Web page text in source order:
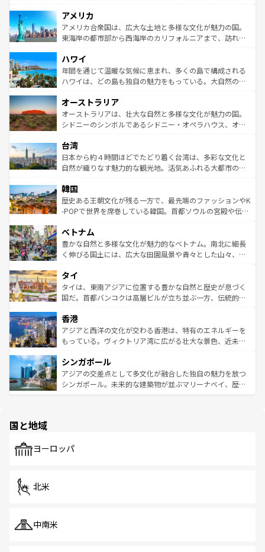
ンツ一覧を参照してほしい。
の建物がそのまま残る町や、スイスならではのユニークな
博物館もあり、アルプス観光だけでなく町歩きも満喫する
ことができる。国民の所得が高いため物価も高いが、旅行
ば市内交通費無料で観光を楽しむこともできる。 なお、新
着のスイス情報はコンテンツ一覧 を参照してほしい。
アメリカ
アメリカ合衆国は、広大な土地と多様な文化が魅力の国。
東海岸の都市部から西海岸のカリフォルニアまで、訪れる
のような巨大都市は、観光、ショッピング、エンターテイ
ンメントが詰まった刺激的なスポットだ。一方、アメリカ
西部には大自然が広がり、グランドキャニオンやイエロー
部のニューオーリンズでは、音楽と美食が融合した独特の
文化が魅力。旅行者はアメリカの各地域で異なる魅力を楽
しみながら、その多様性と豊かな歴史を感じることができ
ならではの贅沢な旅のスタイルだ。 なお、新着のアメリカ
情報はコンテンツ一覧を参照してほしい。
ハワイ
年間を通じて温暖な気候に恵まれ、多くの島で構成される
ハワイは、どの島も独自の魅力をもっている。大自然の神
ワイ島は見逃せない。また、定番の観光地といえばオアフ
島だが、静かな自然を求めるならマウイ島やカウアイ島が
おすすめ。エメラルドグリーンに輝く海をはじめ、豊かな
れるおもてなしの心で訪れる人々を迎えてくれるハワイの
人々、おいしいローカルフードやハワイアンミュージッ
ク、伝統的なフラダンスなど、すべてがハワイの魅力を彩
ワイを、存分に味わってほしい。 なお、新着のハワイ情報
はコンテンツ一覧を参照してほしい。
オーストラリア
オーストラリアは、壮大な自然と多様な文化が魅力の国。
シドニーのシンボルであるシドニー・オペラハウス、オー
リアリーフや大陸中央部にそびえるウルル（エアーズロッ
ク）、タスマニアの美しい原生林やケアンズの熱帯雨林な
ど、見どころがたくさん。また、カフェやワイン、オージ
いる。アクティビティも充実しており、サーフィンやダイ
ビング、ハイキングなど、アウトドア好きにはたまらな
い。オーストラリアの多彩な魅力を存分に味わいつくそ
参照してほしい。
台湾
日本から約４時間ほどでたどり着く台湾は、多彩な文化と
自然が織りなす魅力的な観光地。活気あふれる大都市の台
ン）、静ひつな山岳地帯である台湾東部など、都市の喧騒
と山間の静けさが共存しており、訪れる人に新しい発見と
驚きをもたらしてくれる。また、奥深い台湾の食文化も魅
容にもいいと評判のスイーツなど、バラエティ豊かな料理
が味わえる。 なお、新着の台湾情報は コンテンツ一覧を参
照してほしい。
韓国
歴史ある王朝文化が残る一方で、最先端のファッションやK
-POPで世界を席巻している韓国。首都ソウルの宮殿や伝統
き、地方に足を延ばせば四季折々の自然美を楽しむことが
できる。そして、キムチや焼肉、絶品のストリートフード
まで、さまざまな韓国料理が待っている。夜には、韓国な
リティに包まれながら、韓国の多彩な魅力を心ゆくまで味
わってみてほしい。 なお、新着の韓国情報はコンテンツ一
覧を参照してほしい。
ベトナム
豊かな自然と多様な文化が魅力的なベトナム。南北に細長
く伸びる国土には、広大な田園風景や青々とした山々、世
急速な発展と共に伝統が息づく。ハノイの古い町並みやホ
ーチミン市のフランス統治時代の建物も、独特の雰囲気を
醸し出している。また、バラエティの豊かさとおいしさで
とつ。フォーやバインミー、ベトナムコーヒーなどは、ぜ
ひ現地で味わいたい。どの地域を訪れてもあたたかい人々
が旅行者を迎えてくれるので、きっと忘れられない旅にな
参照してほしい。
タイ
タイは、東南アジアに位置する豊かな自然と歴史が息づく
国だ。首都バンコクは高層ビルが立ち並ぶ一方、伝統的な
の活気が交差している。北部ではチェンマイなどの山岳地
帯で自然と触れ合い、南部ではプーケットやクラビの美し
いビーチでリゾート気分を楽しむことができる。タイ料理
激する。気候は一年中温暖で、どの季節にも異なる楽しみ
が待っている。親しみやすいタイの人々、仏教を中心とし
た文化、そして多様な観光資源が、訪れる旅人を魅了し続
香港
アジアと西洋の文化が交わる香港は、特有のエネルギーを
もっている。ヴィクトリア湾に広がる壮大な景色、近未来
み、どこを訪れても感動するはず。観光スポットが密集し
ており、効率よく見どころを回れるのも魅力。息をのむよ
うな絶景から文化的な体験まで、香港を存分に楽しみ尽く
シンガポール
アジアの交差点として多文化が融合した独自の魅力を放つ
シンガポール。未来的な建築物が並ぶマリーナベイ、歴史
で、ホーカーズは地元の風情を楽しめる外せないスポット
国と地域
ヨーロッパ
北米
中南米